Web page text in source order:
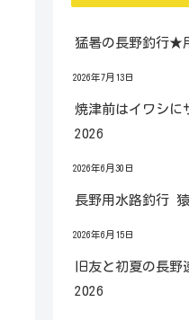
猛暑の長野釣行★
2026年7月13日
焼津前はイワシ
2026
2026年6月30日
長野用水路釣行
2026年6月15日
旧友と初夏の長
2026